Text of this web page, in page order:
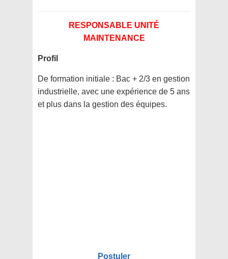
RESPONSABLE UNITÉ
MAINTENANCE
Profil
De formation initiale : Bac + 2/3 en gestion
industrielle, avec une expérience de 5 ans
et plus dans la gestion des équipes.
Postuler